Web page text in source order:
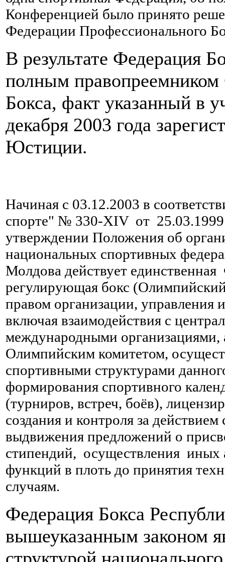
Конференцией было принято
Федерации Профессионального
В результате Федерация
полным
Бокса, факт указанный в
декабря 2003 года
Юстиции.
Начиная с 03.12.2003 в
спорте" № 330-XIV от 25.03.1999
утверждении Положения об
национальных спортивных
Молдова действует
регулирующая бокс
правом организации, управления
включая взаимодействия с
международными
Олимпийским комитетом,
спортивными структурами
формирования спортивного
(турниров, встреч, боёв),
создания и контроля за
выдвижения предложений о
стипендий, осуществления иных
функций в плоть до принятия
случаям.
Федерация Бокса
вышеуказанным законом